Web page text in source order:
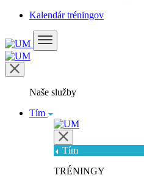
Kalendár tréningov
Naše služby
Tím
Tím
TRÉNINGY